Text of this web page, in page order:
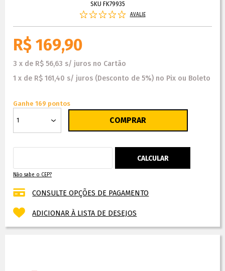
SKU FK79935
AVALIE
R$ 169,90
3 x de R$ 56,63 s/ juros no Cartão
1 x de R$ 161,40 s/ juros (Desconto de 5%) no Pix ou Boleto
Ganhe 169 pontos
Não sabe o CEP?
CONSULTE OPÇÕES DE PAGAMENTO
ADICIONAR À LISTA DE DESEJOS